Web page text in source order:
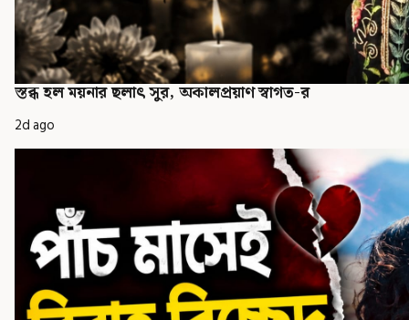
স্তব্ধ হল ময়নার ছলাৎ সুর, অকালপ্রয়াণ স্বাগত-র
2d ago